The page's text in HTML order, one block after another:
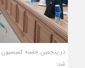
در پنجمین جلسه کمیسیون
شد: